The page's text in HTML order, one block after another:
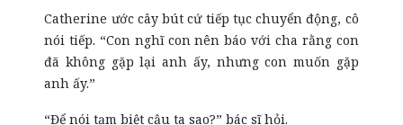
Catherine ước cây bút cứ tiếp tục chuyển động, cô
nói tiếp. “Con nghĩ con nên báo với cha rằng con
đã không gặp lại anh ấy, nhưng con muốn gặp
anh ấy.”
“Để nói tạm biệt cậu ta sao?” bác sĩ hỏi.